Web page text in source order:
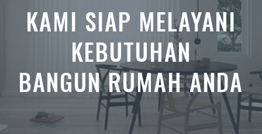
KAMI SIAP MELAYANI
KEBUTUHAN
BANGUN RUMAH ANDA